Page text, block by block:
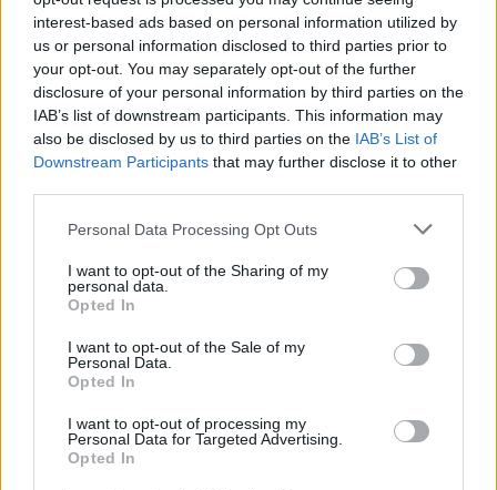
interest-based ads based on personal information utilized by
us or personal information disclosed to third parties prior to
your opt-out. You may separately opt-out of the further
disclosure of your personal information by third parties on the
IAB’s list of downstream participants. This information may
also be disclosed by us to third parties on the IAB’s List of
Downstream Participants that may further disclose it to other
Personal Data Processing Opt Outs
I want to opt-out of the Sharing of my
personal data.
Opted In
I want to opt-out of the Sale of my
Personal Data.
Opted In
I want to opt-out of processing my
Personal Data for Targeted Advertising.
Opted In
Warto znać tego rodzaju dzieła, gdyż wszystko,
co dziś znamy z teatru, miało w nich swój
początek.
Czytaj także:
Jakie postawy przyjmuje człowiek w
obliczu trudnych decyzji życiowych?
W pracy odwołaj się do wybranej
lektury obowiązkowej, innego utworu
literackiego i wybranych kontekstów.
zagadnienie na podstawie Lalki
Bolesława Prusa. W swojej odpowiedzi
uwzględnij również wybrany kontekst.
Hajmon – charakterystyka